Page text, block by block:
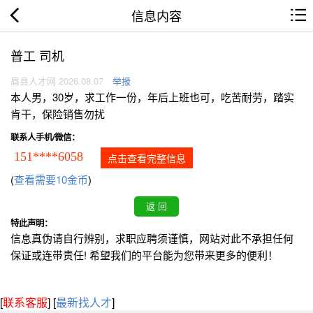
信息内容
普工 司机
眉县人才网 2026.08.07 举报
本人男，30岁，求工作一份，年后上班也可，吃苦耐劳，踏实
肯干，保险销售勿扰
联系人手机/微信：
151****6058 点击查看完整信息
(查看需要10金币)
特此声明：
信息真伪请自行辨别，求职应聘须谨慎，网站对此不承担任何
保证或连带责任! 希望我们的平台能为您带来更多的便利！
[联系客服] [最新找人才]